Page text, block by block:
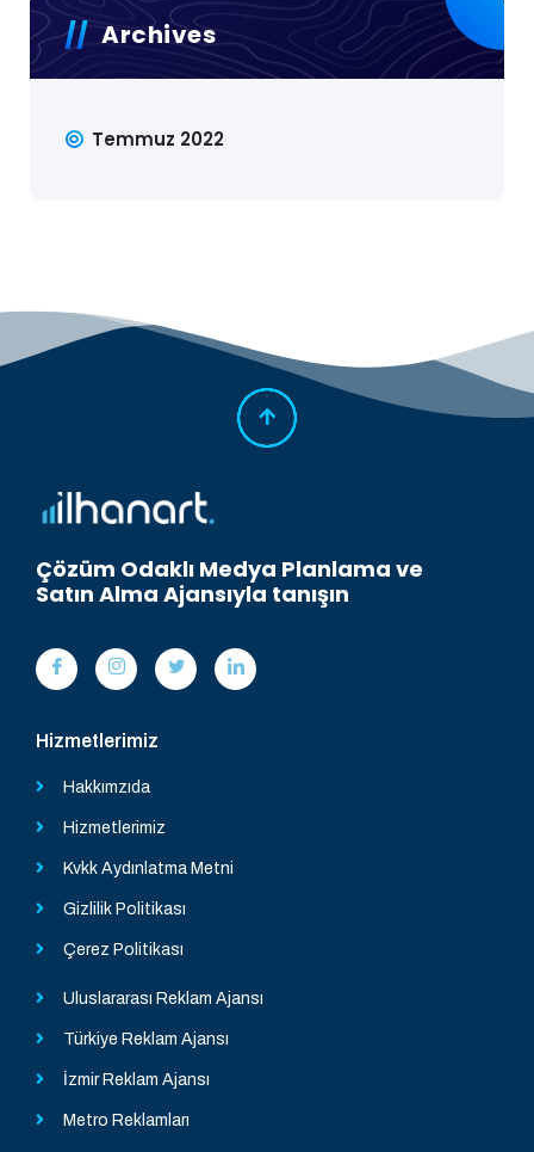
Archives
Temmuz 2022
Çözüm Odaklı Medya Planlama ve
Satın Alma Ajansıyla tanışın
Hizmetlerimiz
Hakkımzıda
Hizmetlerimiz
Kvkk Aydınlatma Metni
Gizlilik Politikası
Çerez Politikası
Uluslararası Reklam Ajansı
Türkiye Reklam Ajansı
İzmir Reklam Ajansı
Metro Reklamları